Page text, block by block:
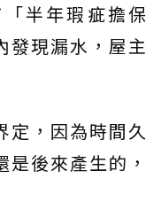
半年瑕疵擔保
發現漏水，屋主
定，因為時間久
後來產生的，